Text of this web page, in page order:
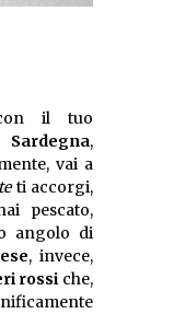
il tuo
Sardegna,
vai a
ti accorgi,
pescato,
angolo di
, invece,
rossi che,